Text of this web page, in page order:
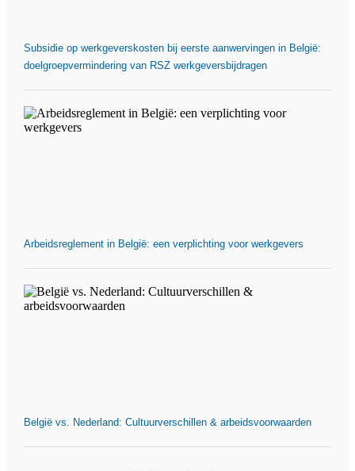
Subsidie op werkgeverskosten bij eerste aanwervingen in België:
doelgroepvermindering van RSZ werkgeversbijdragen
Arbeidsreglement in België: een verplichting voor werkgevers
België vs. Nederland: Cultuurverschillen & arbeidsvoorwaarden